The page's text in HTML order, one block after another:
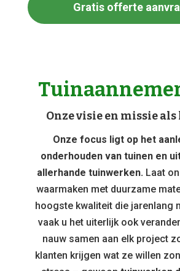
Gratis offerte
Onze visie en missie
Onze focus ligt op het
onderhouden van tuinen en
allerhande tuinwerken. Laat
waarmaken met duurzame
hoogste kwaliteit die jarenlang
vaak u het uiterlijk ook
nauw samen aan elk project
klanten krijgen wat ze willen